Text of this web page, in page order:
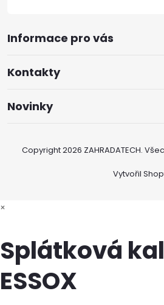
Informace pro vás
Kontakty
Novinky
Vytvořil
Copyright 2026 ZAHRADATECH.
×
Splátková
ESSOX